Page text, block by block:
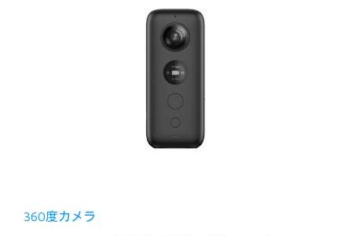
360度カメラ